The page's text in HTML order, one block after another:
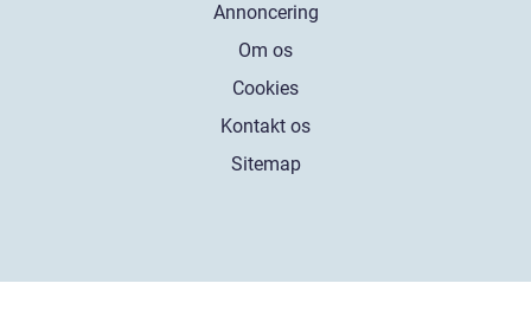
Annoncering
Om os
Cookies
Kontakt os
Sitemap